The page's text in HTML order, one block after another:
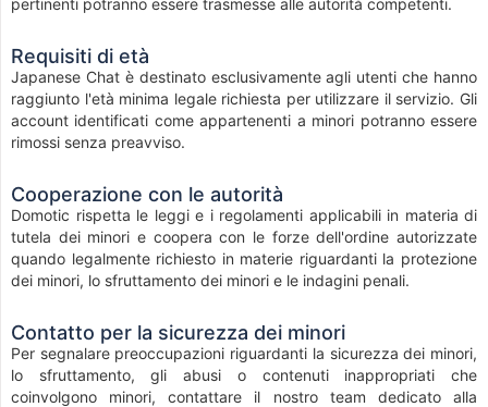
pertinenti potranno essere trasmesse alle autorità competenti.
Requisiti di età
Japanese Chat è destinato esclusivamente agli utenti che hanno
raggiunto l'età minima legale richiesta per utilizzare il servizio. Gli
account identificati come appartenenti a minori potranno essere
rimossi senza preavviso.
Cooperazione con le autorità
Domotic rispetta le leggi e i regolamenti applicabili in materia di
tutela dei minori e coopera con le forze dell'ordine autorizzate
quando legalmente richiesto in materie riguardanti la protezione
dei minori, lo sfruttamento dei minori e le indagini penali.
Contatto per la sicurezza dei minori
Per segnalare preoccupazioni riguardanti la sicurezza dei minori,
lo sfruttamento, gli abusi o contenuti inappropriati che
coinvolgono minori, contattare il nostro team dedicato alla